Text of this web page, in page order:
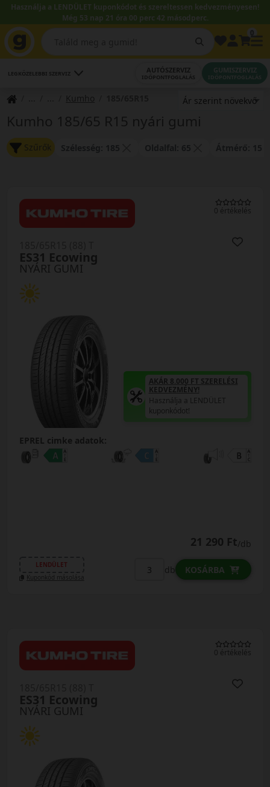
Használja a LENDÜLET kuponkódot és szereltessen kedvezményesen!
Még 53 nap 21 óra 00 perc 41 másodperc.
LEGKÖZELEBBI SZERVIZ AUTÓSZERVIZ
IDŐPONTFOGLALÁS
GUMISZERVIZ
IDŐPONTFOGLALÁS
Kumho
Kumho 185/65 R15 nyári gumi
Szűrők
0 értékelés
NYÁRI GUMI
ES31 Ecowing
AKÁR 8.000 FT SZERELÉSI
KEDVEZMÉNY!
Használja a LENDÜLET
kuponkódot!
EPREL cimke adatok:
21 290 Ft/db
LENDÜLET
Kuponkód másolása
db KOSÁRBA
0 értékelés
NYÁRI GUMI
ES31 Ecowing